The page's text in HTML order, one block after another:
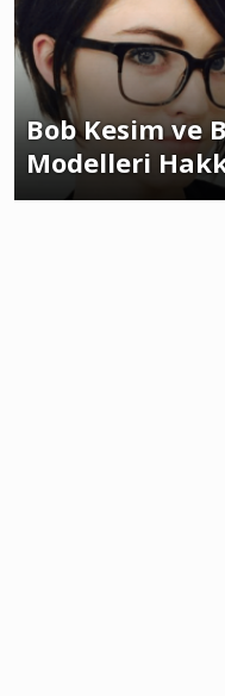
Bob Kesim ve
Modelleri